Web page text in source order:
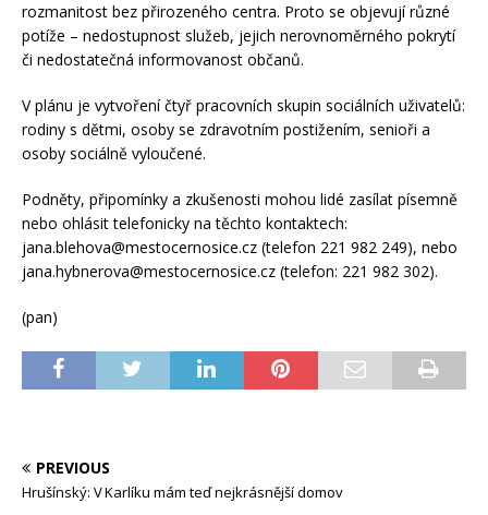
rozmanitost bez přirozeného centra. Proto se objevují různé
potíže – nedostupnost služeb, jejich nerovnoměrného pokrytí
či nedostatečná informovanost občanů.
V plánu je vytvoření čtyř pracovních skupin sociálních uživatelů:
rodiny s dětmi, osoby se zdravotním postižením, senioři a
osoby sociálně vyloučené.
Podněty, připomínky a zkušenosti mohou lidé zasílat písemně
nebo ohlásit telefonicky na těchto kontaktech:
jana.blehova@mestocernosice.cz (telefon 221 982 249), nebo
jana.hybnerova@mestocernosice.cz (telefon: 221 982 302).
(pan)
PREVIOUS
Hrušínský: V Karlíku mám teď nejkrásnější domov